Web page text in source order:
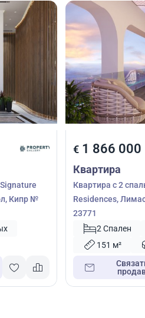
Кипр №
€1 866 000
Квартира
Квартира с 2
Residences,
23771
2 Спален
151 м²